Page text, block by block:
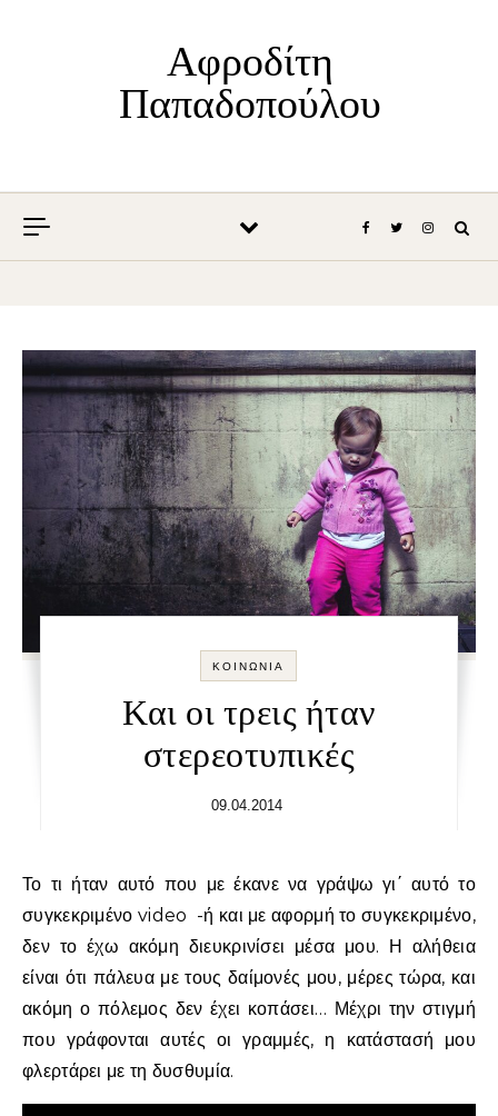
Αφροδίτη
Παπαδοπούλου
ΚΟΙΝΩΝΊΑ
Και οι τρεις ήταν
στερεοτυπικές
09.04.2014
Το τι ήταν αυτό που με έκανε να γράψω γι΄ αυτό το
συγκεκριμένο video -ή και με αφορμή το συγκεκριμένο,
δεν το έχω ακόμη διευκρινίσει μέσα μου. Η αλήθεια
είναι ότι πάλευα με τους δαίμονές μου, μέρες τώρα, και
ακόμη ο πόλεμος δεν έχει κοπάσει… Μέχρι την στιγμή
που γράφονται αυτές οι γραμμές, η κατάστασή μου
φλερτάρει με τη δυσθυμία.